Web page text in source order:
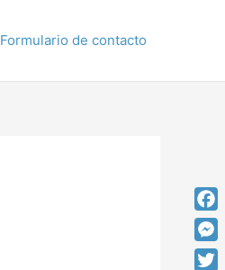
Formulario de contacto